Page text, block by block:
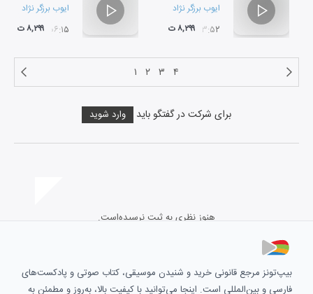
ایوب برزگر نژاد
۰۳:۵۲ ۸,۲۹۹ ت
ایوب برزگر نژاد
۰۶:۱۵ ۸,۲۹۹ ت
۱ ۲ ۳ ۴
برای شرکت در گفتگو باید وارد شوید
هنوز نظری به ثبت نرسیده‌است.
بیپ‌تونز مرجع قانونی خرید و شنیدن موسیقی، کتاب صوتی و پادکست‌های
فارسی و بین‌المللی است. اینجا می‌توانید با کیفیت بالا، به‌روز و مطمئن به